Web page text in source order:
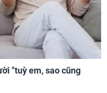
"tuỳ em, sao cũng